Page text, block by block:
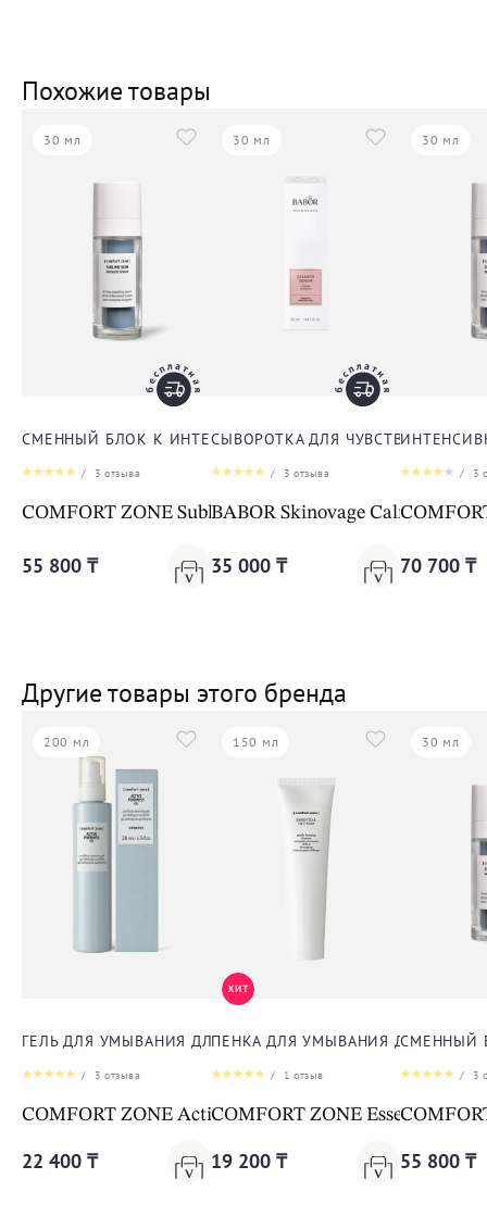
Похожие товары
30 мл
СМЕННЫЙ БЛОК К ИНТЕНСИВНОЙ ЛИФТИНГ-СЫВОРОТКЕ
/ 3 отзыва
COMFORT ZONE Sublime Skin Intensive Serum Refill
55 800 ₸
30 мл
СЫВОРОТКА ДЛЯ
/ 3 отзыва
BABOR Skinovage Calming
35 000 ₸
30 мл
/ 3
70 700 ₸
Другие товары этого бренда
200 мл
ГЕЛЬ ДЛЯ УМЫВАНИЯ ДЛЯ ЛИЦА
/ 3 отзыва
COMFORT ZONE Active Pureness Gel
22 400 ₸
150 мл
ПЕНКА ДЛЯ УМЫВАНИЯ ДЛЯ ЛИЦА
/ 1 отзыв
COMFORT ZONE Essential Face
19 200 ₸
30 мл
СМЕННЫЙ
/ 3
55 800 ₸